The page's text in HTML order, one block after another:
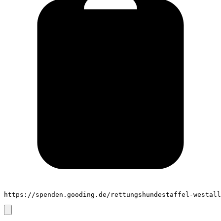
https://spenden.gooding.de/rettungshundestaffel-